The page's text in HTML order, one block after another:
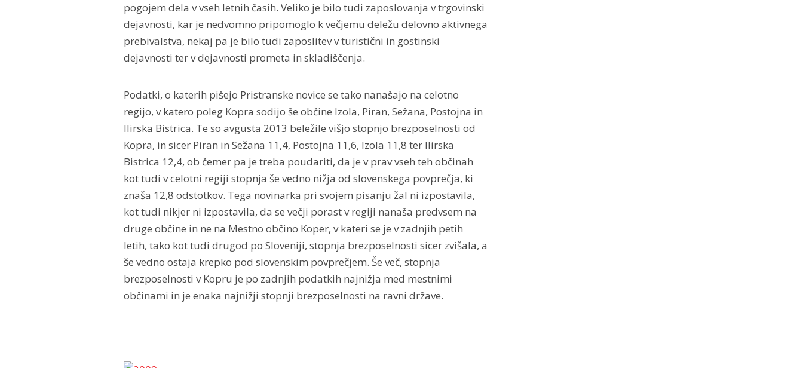
pogojem dela v vseh letnih časih. Veliko je bilo tudi zaposlovanja v trgovinski
dejavnosti, kar je nedvomno pripomoglo k večjemu deležu delovno aktivnega
prebivalstva, nekaj pa je bilo tudi zaposlitev v turistični in gostinski
dejavnosti ter v dejavnosti prometa in skladiščenja.
Podatki, o katerih pišejo Pristranske novice se tako nanašajo na celotno
regijo, v katero poleg Kopra sodijo še občine Izola, Piran, Sežana, Postojna in
Ilirska Bistrica. Te so avgusta 2013 beležile višjo stopnjo brezposelnosti od
Kopra, in sicer Piran in Sežana 11,4, Postojna 11,6, Izola 11,8 ter Ilirska
Bistrica 12,4, ob čemer pa je treba poudariti, da je v prav vseh teh občinah
kot tudi v celotni regiji stopnja še vedno nižja od slovenskega povprečja, ki
znaša 12,8 odstotkov. Tega novinarka pri svojem pisanju žal ni izpostavila,
kot tudi nikjer ni izpostavila, da se večji porast v regiji nanaša predvsem na
druge občine in ne na Mestno občino Koper, v kateri se je v zadnjih petih
letih, tako kot tudi drugod po Sloveniji, stopnja brezposelnosti sicer zvišala, a
še vedno ostaja krepko pod slovenskim povprečjem. Še več, stopnja
brezposelnosti v Kopru je po zadnjih podatkih najnižja med mestnimi
občinami in je enaka najnižji stopnji brezposelnosti na ravni države.